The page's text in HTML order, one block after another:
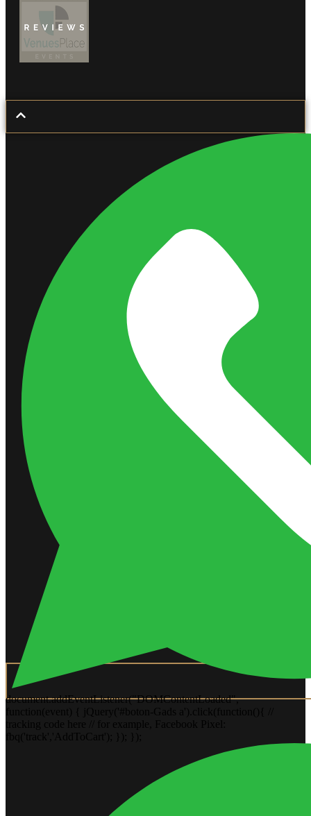
document.addEventListener("DOMContentLoaded",